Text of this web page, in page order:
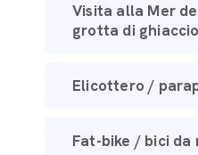
Visita alla Mer
grotta di
Elicottero /
Fat-bike / bici da